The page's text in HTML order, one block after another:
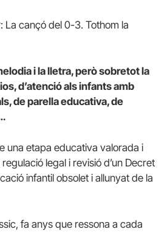
La cançó del 0-3. Tothom la
i la lletra, però sobretot la
d’atenció als infants amb
de parella educativa, de
una etapa educativa valorada i
legal i revisió d’un Decret
infantil obsolet i allunyat de la
fa anys que ressona a cada